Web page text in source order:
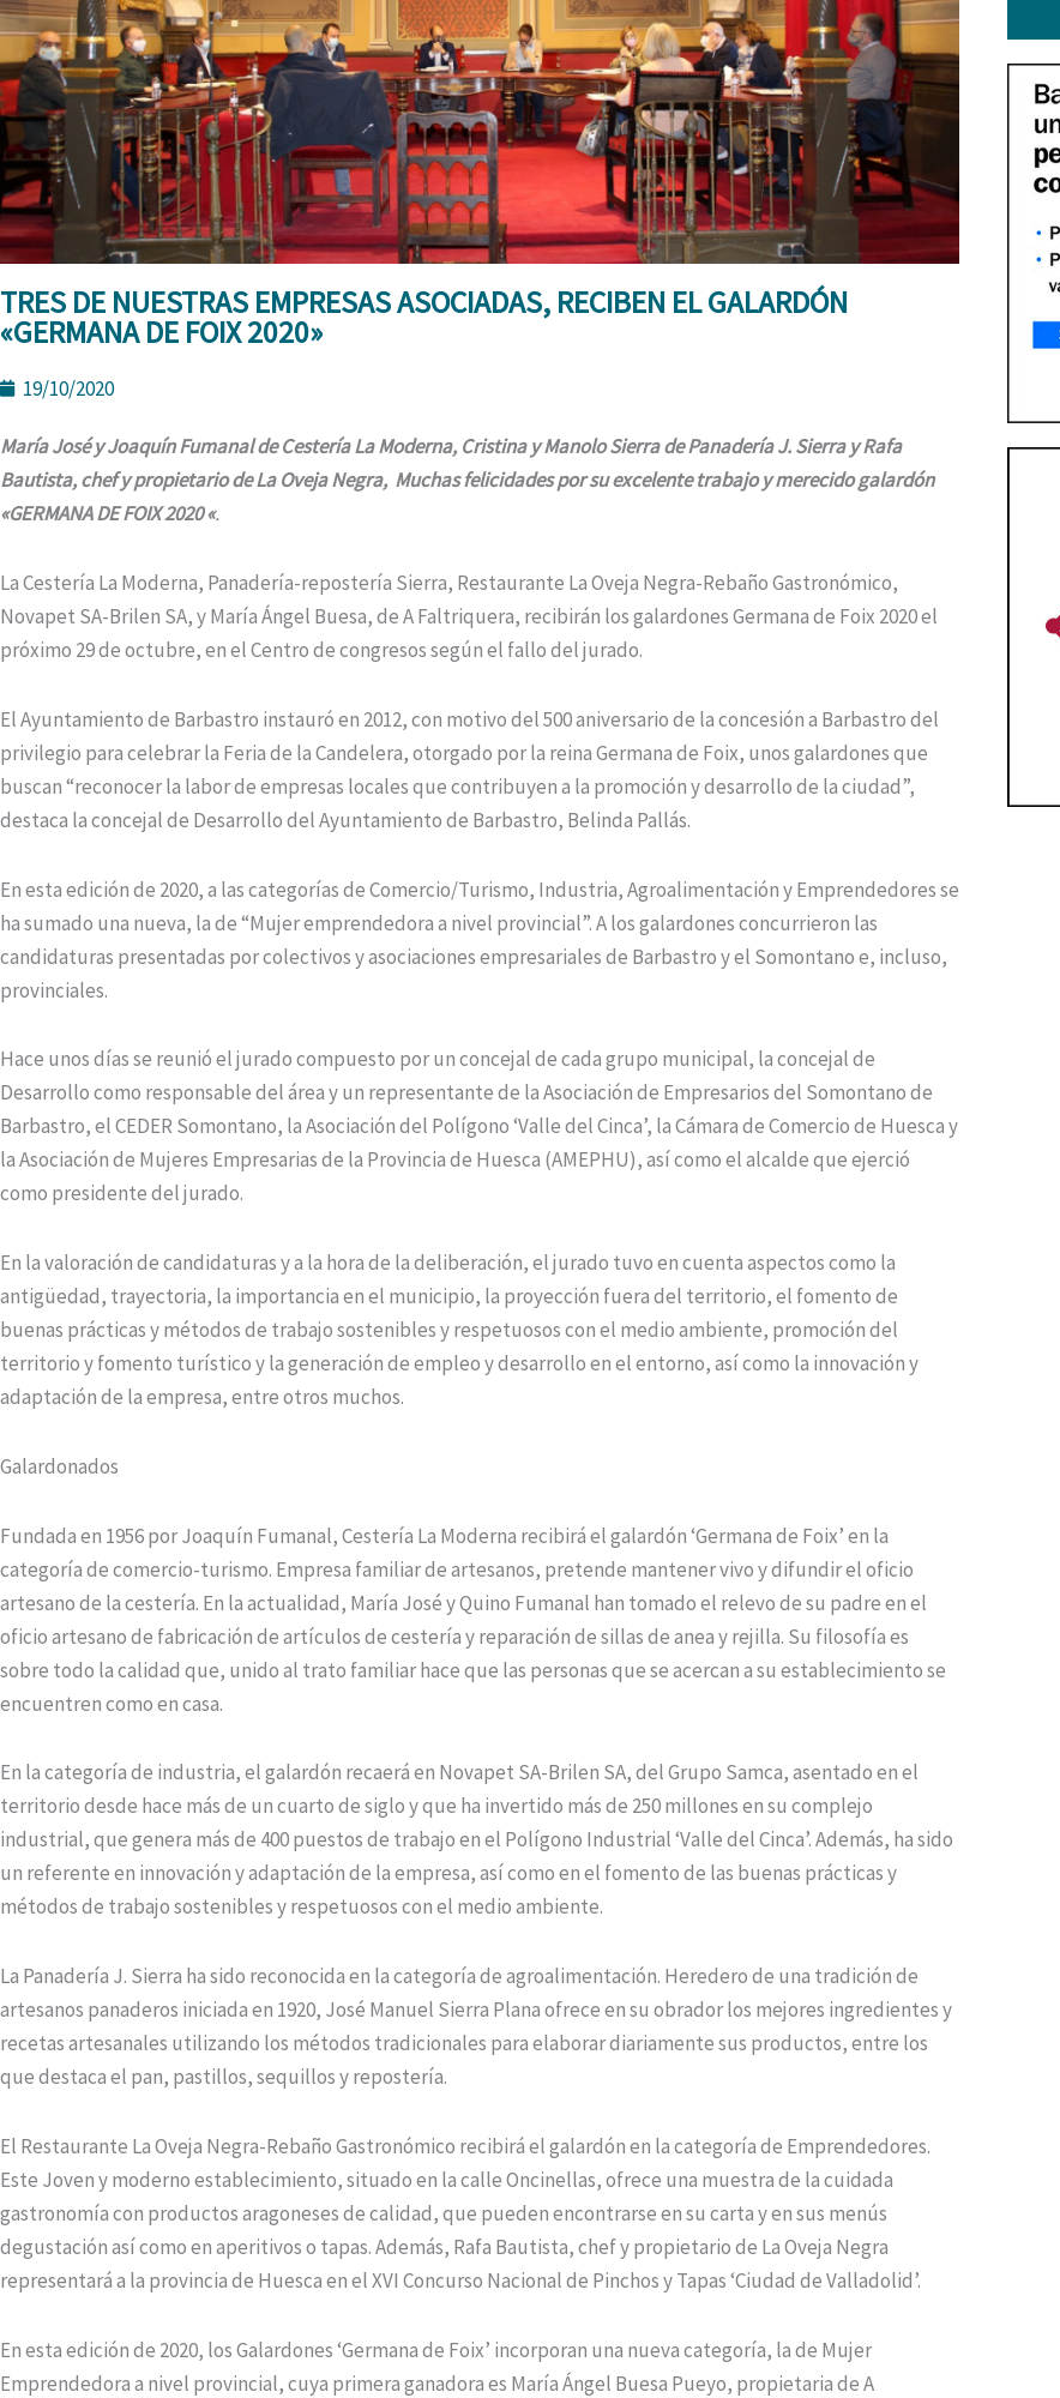
TRES DE NUESTRAS EMPRESAS ASOCIADAS, RECIBEN EL GALARDÓN
«GERMANA DE FOIX 2020»
19/10/2020
María José y Joaquín Fumanal de Cestería La Moderna, Cristina y Manolo Sierra de Panadería J. Sierra y Rafa
Bautista, chef y propietario de La Oveja Negra, Muchas felicidades por su excelente trabajo y merecido galardón
«GERMANA DE FOIX 2020 «.
La Cestería La Moderna, Panadería-repostería Sierra, Restaurante La Oveja Negra-Rebaño Gastronómico,
Novapet SA-Brilen SA, y María Ángel Buesa, de A Faltriquera, recibirán los galardones Germana de Foix 2020 el
próximo 29 de octubre, en el Centro de congresos según el fallo del jurado.
El Ayuntamiento de Barbastro instauró en 2012, con motivo del 500 aniversario de la concesión a Barbastro del
privilegio para celebrar la Feria de la Candelera, otorgado por la reina Germana de Foix, unos galardones que
buscan “reconocer la labor de empresas locales que contribuyen a la promoción y desarrollo de la ciudad”,
destaca la concejal de Desarrollo del Ayuntamiento de Barbastro, Belinda Pallás.
En esta edición de 2020, a las categorías de Comercio/Turismo, Industria, Agroalimentación y Emprendedores se
ha sumado una nueva, la de “Mujer emprendedora a nivel provincial”. A los galardones concurrieron las
candidaturas presentadas por colectivos y asociaciones empresariales de Barbastro y el Somontano e, incluso,
provinciales.
Hace unos días se reunió el jurado compuesto por un concejal de cada grupo municipal, la concejal de
Desarrollo como responsable del área y un representante de la Asociación de Empresarios del Somontano de
Barbastro, el CEDER Somontano, la Asociación del Polígono ‘Valle del Cinca’, la Cámara de Comercio de Huesca y
la Asociación de Mujeres Empresarias de la Provincia de Huesca (AMEPHU), así como el alcalde que ejerció
como presidente del jurado.
En la valoración de candidaturas y a la hora de la deliberación, el jurado tuvo en cuenta aspectos como la
antigüedad, trayectoria, la importancia en el municipio, la proyección fuera del territorio, el fomento de
buenas prácticas y métodos de trabajo sostenibles y respetuosos con el medio ambiente, promoción del
territorio y fomento turístico y la generación de empleo y desarrollo en el entorno, así como la innovación y
adaptación de la empresa, entre otros muchos.
Galardonados
Fundada en 1956 por Joaquín Fumanal, Cestería La Moderna recibirá el galardón ‘Germana de Foix’ en la
categoría de comercio-turismo. Empresa familiar de artesanos, pretende mantener vivo y difundir el oficio
artesano de la cestería. En la actualidad, María José y Quino Fumanal han tomado el relevo de su padre en el
oficio artesano de fabricación de artículos de cestería y reparación de sillas de anea y rejilla. Su filosofía es
sobre todo la calidad que, unido al trato familiar hace que las personas que se acercan a su establecimiento se
encuentren como en casa.
En la categoría de industria, el galardón recaerá en Novapet SA-Brilen SA, del Grupo Samca, asentado en el
territorio desde hace más de un cuarto de siglo y que ha invertido más de 250 millones en su complejo
industrial, que genera más de 400 puestos de trabajo en el Polígono Industrial ‘Valle del Cinca’. Además, ha sido
un referente en innovación y adaptación de la empresa, así como en el fomento de las buenas prácticas y
métodos de trabajo sostenibles y respetuosos con el medio ambiente.
La Panadería J. Sierra ha sido reconocida en la categoría de agroalimentación. Heredero de una tradición de
artesanos panaderos iniciada en 1920, José Manuel Sierra Plana ofrece en su obrador los mejores ingredientes y
recetas artesanales utilizando los métodos tradicionales para elaborar diariamente sus productos, entre los
que destaca el pan, pastillos, sequillos y repostería.
El Restaurante La Oveja Negra-Rebaño Gastronómico recibirá el galardón en la categoría de Emprendedores.
Este Joven y moderno establecimiento, situado en la calle Oncinellas, ofrece una muestra de la cuidada
gastronomía con productos aragoneses de calidad, que pueden encontrarse en su carta y en sus menús
degustación así como en aperitivos o tapas. Además, Rafa Bautista, chef y propietario de La Oveja Negra
representará a la provincia de Huesca en el XVI Concurso Nacional de Pinchos y Tapas ‘Ciudad de Valladolid’.
En esta edición de 2020, los Galardones ‘Germana de Foix’ incorporan una nueva categoría, la de Mujer
Emprendedora a nivel provincial, cuya primera ganadora es María Ángel Buesa Pueyo, propietaria de A